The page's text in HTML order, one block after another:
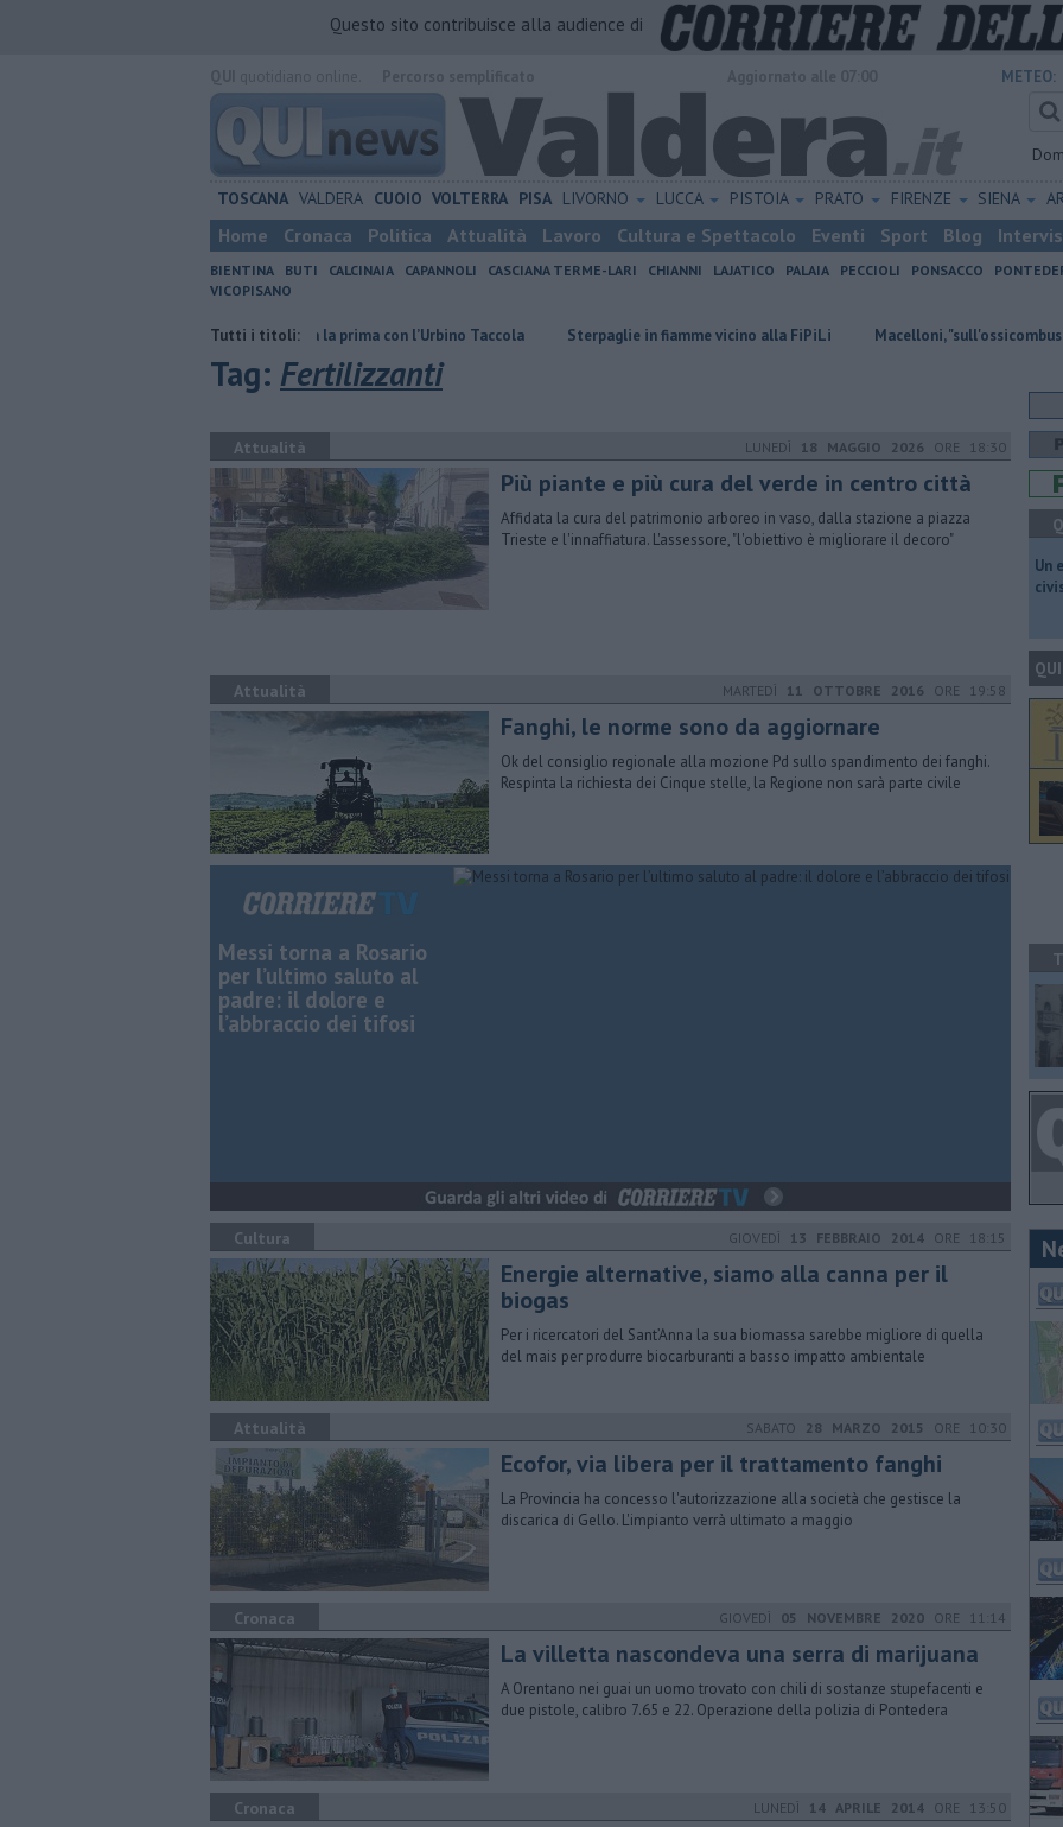
Questo sito contribuisce alla audience di
METEO:
TOSCANA VALDERA CUOIO VOLTERRA PISA LIVORNO LUCCA PISTOIA PRATO FIRENZE SIENA
Home Cronaca Politica Attualità Lavoro Cultura e Spettacolo Eventi Sport Blog
BIENTINA BUTI CALCINAIA CAPANNOLI CASCIANA TERME-LARI CHIANNI LAJATICO PALAIA PECCIOLI PONSACCO
VICOPISANO
Tutti i titoli:
​Granata, buona la prima con l’Urbino Taccola Sterpaglie in fiamme vicino alla FiPiLi Macelloni, "sull'ossicombustore
Tag: Fertilizzanti
Attualità LUNEDÌ 18 MAGGIO 2026 ORE 18:30
Più piante e più cura del verde in centro città
Affidata la cura del patrimonio arboreo in vaso, dalla stazione a piazza
Trieste e l'innaffiatura. L'assessore, "l'obiettivo è migliorare il decoro"
Attualità MARTEDÌ 11 OTTOBRE 2016 ORE 19:58
Fanghi, le norme sono da aggiornare
Ok del consiglio regionale alla mozione Pd sullo spandimento dei fanghi.
Respinta la richiesta dei Cinque stelle, la Regione non sarà parte civile
Messi torna a Rosario
per l’ultimo saluto al
padre: il dolore e
l’abbraccio dei tifosi
Cultura GIOVEDÌ 13 FEBBRAIO 2014 ORE 18:15
​Energie alternative, siamo alla canna per il
biogas
Per i ricercatori del Sant’Anna la sua biomassa sarebbe migliore di quella
del mais per produrre biocarburanti a basso impatto ambientale
Attualità SABATO 28 MARZO 2015 ORE 10:30
Ecofor, via libera per il trattamento fanghi
La Provincia ha concesso l'autorizzazione alla società che gestisce la
discarica di Gello. L'impianto verrà ultimato a maggio
Cronaca GIOVEDÌ 05 NOVEMBRE 2020 ORE 11:14
La villetta nascondeva una serra di marijuana
A Orentano nei guai un uomo trovato con chili di sostanze stupefacenti e
due pistole, calibro 7.65 e 22. Operazione della polizia di Pontedera
Cronaca LUNEDÌ 14 APRILE 2014 ORE 13:50
​Un
QUI